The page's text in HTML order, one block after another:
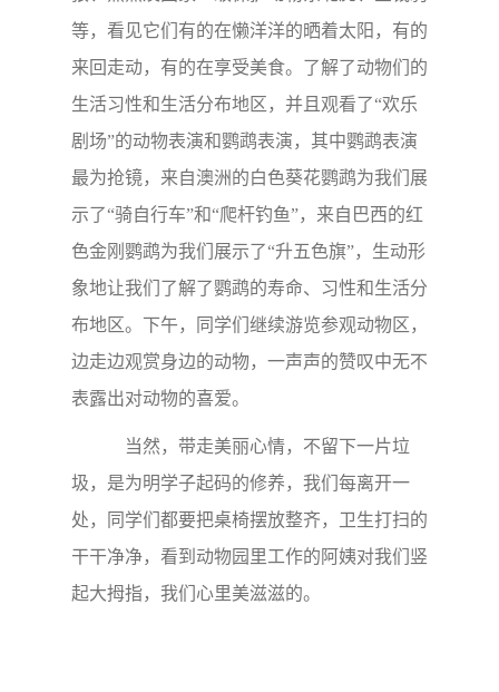
等，看见它们有的在懒洋洋的晒着太阳，有的
来回走动，有的在享受美食。了解了动物们的
生活习性和生活分布地区，并且观看了“欢乐
剧场”的动物表演和鹦鹉表演，其中鹦鹉表演
最为抢镜，来自澳洲的白色葵花鹦鹉为我们展
示了“骑自行车”和“爬杆钓鱼”，来自巴西的红
色金刚鹦鹉为我们展示了“升五色旗”，生动形
象地让我们了解了鹦鹉的寿命、习性和生活分
布地区。下午，同学们继续游览参观动物区，
边走边观赏身边的动物，一声声的赞叹中无不
表露出对动物的喜爱。
当然，带走美丽心情，不留下一片垃
圾，是为明学子起码的修养，我们每离开一
处，同学们都要把桌椅摆放整齐，卫生打扫的
干干净净，看到动物园里工作的阿姨对我们竖
起大拇指，我们心里美滋滋的。